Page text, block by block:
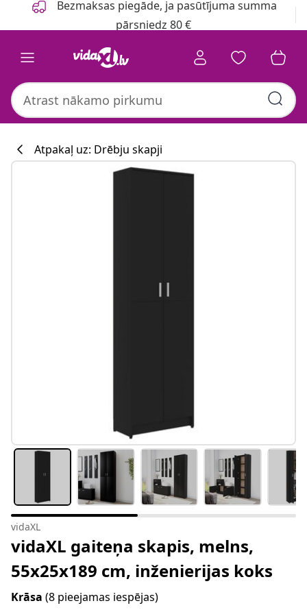
Bezmaksas piegāde, ja pasūtījuma summa
pārsniedz 80 €
Atpakaļ uz: Drēbju skapji
vidaXL
vidaXL gaiteņa skapis, melns,
55x25x189 cm, inženierijas koks
Krāsa (8 pieejamas iespējas)